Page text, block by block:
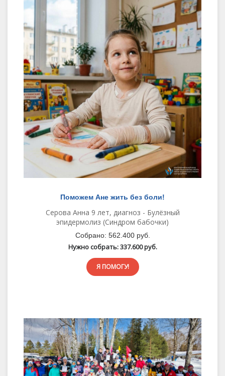
Поможем Ане жить без боли!
Серова Анна 9 лет, диагноз - Булёзный
эпидермолиз (Синдром бабочки)
Собрано: 562.400 руб.
Нужно собрать:337.600 руб.
Я ПОМОГУ!